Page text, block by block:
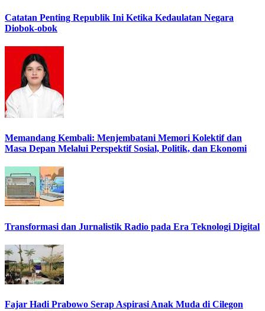
Catatan Penting Republik Ini Ketika Kedaulatan Negara
Diobok-obok
Memandang Kembali: Menjembatani Memori Kolektif dan
Masa Depan Melalui Perspektif Sosial, Politik, dan Ekonomi
Transformasi dan Jurnalistik Radio pada Era Teknologi Digital
Fajar Hadi Prabowo Serap Aspirasi Anak Muda di Cilegon